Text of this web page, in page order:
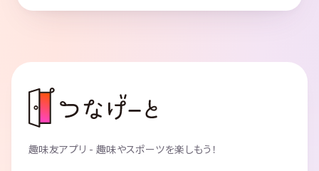
趣味友アプリ - 趣味やスポーツを楽しもう！